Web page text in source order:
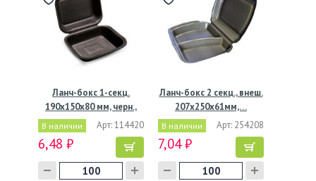
Ланч-бокс 1-секц.
190х150х80 мм, черн.,
ВПС,…
В наличии Арт: 114420
6,48 ₽
Ланч-бокс 2 секц., внеш.
207х250х61мм,…
В наличии Арт: 254208
7,04 ₽